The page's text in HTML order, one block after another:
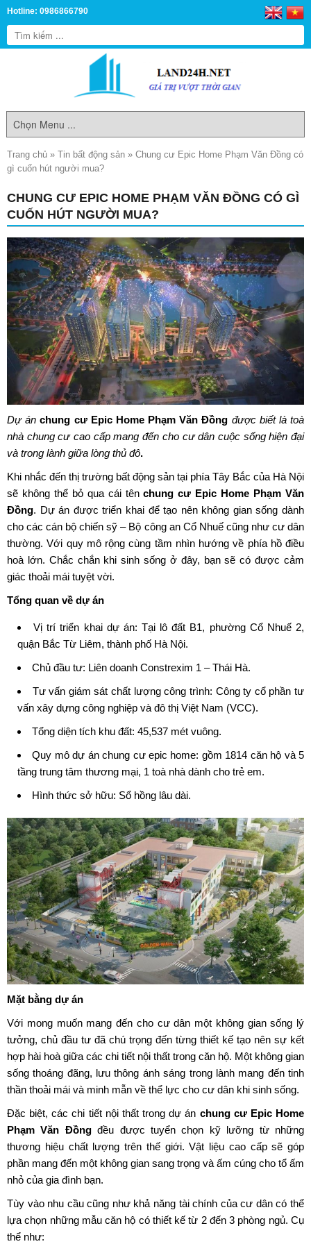
Hotline: 0986866790
Trang chủ » Tin bất động sản » Chung cư Epic Home Phạm Văn Đồng có
gì cuốn hút người mua?
CHUNG CƯ EPIC HOME PHẠM VĂN ĐỒNG CÓ GÌ
CUỐN HÚT NGƯỜI MUA?
Dự ánchung cư Epic Home Phạm Văn Đồng được biết là toà
nhà chung cư cao cấp mang đến cho cư dân cuộc sống hiện đại
và trong lành giữa lòng thủ đô.
Khi nhắc đến thị trường bất động sản tại phía Tây Bắc của Hà Nội
sẽ không thể bỏ qua cái tênchung cư Epic Home Phạm Văn
Đồng. Dự án được triển khai để tạo nên không gian sống dành
cho các cán bộ chiến sỹ – Bộ công an Cổ Nhuế cũng như cư dân
thường. Với quy mô rộng cùng tầm nhìn hướng về phía hồ điều
hoà lớn. Chắc chắn khi sinh sống ở đây, bạn sẽ có được cảm
giác thoải mái tuyệt vời.
Tổng quan về dự án
Vị trí triển khai dự án: Tại lô đất B1, phường Cổ Nhuế 2,
quận Bắc Từ Liêm, thành phố Hà Nội.
Chủ đầu tư: Liên doanh Constrexim 1 – Thái Hà.
Tư vấn giám sát chất lượng công trình: Công ty cổ phần tư
vấn xây dựng công nghiệp và đô thị Việt Nam (VCC).
Tổng diện tích khu đất: 45,537 mét vuông.
Quy mô dự ánchung cư epic home: gồm 1814 căn hộ và 5
tầng trung tâm thương mại, 1 toà nhà dành cho trẻ em.
Hình thức sở hữu: Sổ hồng lâu dài.
Mặt bằng dự án
Với mong muốn mang đến cho cư dân một không gian sống lý
tưởng, chủ đầu tư đã chú trọng đến từng thiết kế tạo nên sự kết
hợp hài hoà giữa các chi tiết nội thất trong căn hộ. Một không gian
sống thoáng đãng, lưu thông ánh sáng trong lành mang đến tinh
thần thoải mái và minh mẫn về thể lực cho cư dân khi sinh sống.
Đặc biệt, các chi tiết nội thất trong dự án chung cư Epic Home
Phạm Văn Đồng đều được tuyển chọn kỹ lưỡng từ những
thương hiệu chất lượng trên thế giới. Vật liệu cao cấp sẽ góp
phần mang đến một không gian sang trọng và ấm cúng cho tổ ấm
nhỏ của gia đình bạn.
Tùy vào nhu cầu cũng như khả năng tài chính của cư dân có thể
lựa chọn những mẫu căn hộ có thiết kế từ 2 đến 3 phòng ngủ. Cụ
thể như: